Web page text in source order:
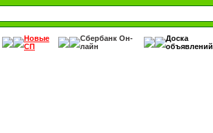
Новые
СП
Сбербанк Он-
лайн
Доска
объявлений